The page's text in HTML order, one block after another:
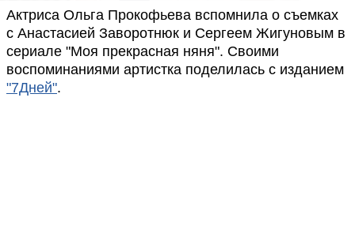
Актриса Ольга Прокофьева вспомнила о съемках
с Анастасией Заворотнюк и Сергеем Жигуновым в
сериале "Моя прекрасная няня". Своими
воспоминаниями артистка поделилась с изданием
"7Дней".